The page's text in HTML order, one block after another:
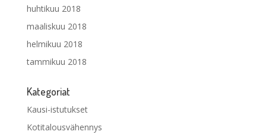
huhtikuu 2018
maaliskuu 2018
helmikuu 2018
tammikuu 2018
Kategoriat
Kausi-istutukset
Kotitalousvähennys